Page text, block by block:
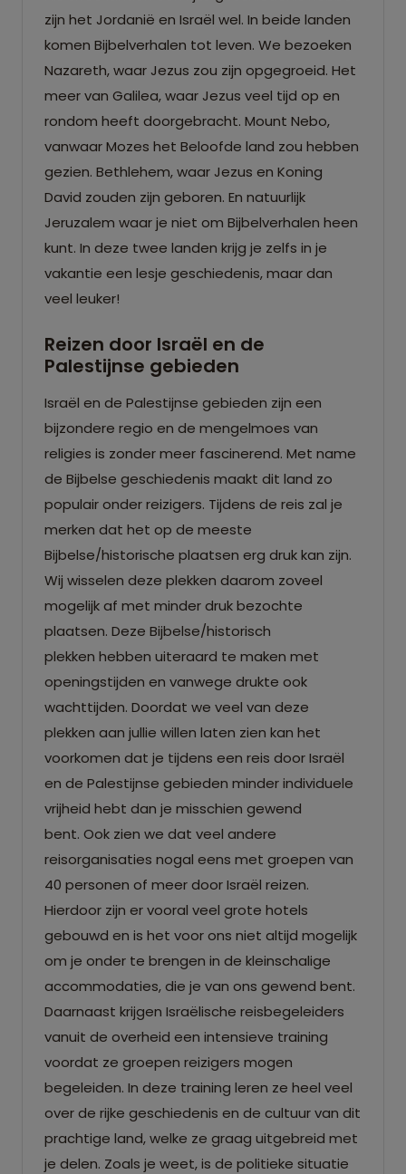
zijn het Jordanië en Israël wel. In beide landen
komen Bijbelverhalen tot leven. We bezoeken
Nazareth, waar Jezus zou zijn opgegroeid. Het
meer van Galilea, waar Jezus veel tijd op en
rondom heeft doorgebracht. Mount Nebo,
vanwaar Mozes het Beloofde land zou hebben
gezien. Bethlehem, waar Jezus en Koning
David zouden zijn geboren. En natuurlijk
Jeruzalem waar je niet om Bijbelverhalen heen
kunt. In deze twee landen krijg je zelfs in je
vakantie een lesje geschiedenis, maar dan
veel leuker!
Reizen door Israël en de
Palestijnse gebieden
Israël en de Palestijnse gebieden zijn een
bijzondere regio en de mengelmoes van
religies is zonder meer fascinerend. Met name
de Bijbelse geschiedenis maakt dit land zo
populair onder reizigers. Tijdens de reis zal je
merken dat het op de meeste
Bijbelse/historische plaatsen erg druk kan zijn.
Wij wisselen deze plekken daarom zoveel
mogelijk af met minder druk bezochte
plaatsen. Deze Bijbelse/historisch
plekken hebben uiteraard te maken met
openingstijden en vanwege drukte ook
wachttijden. Doordat we veel van deze
plekken aan jullie willen laten zien kan het
voorkomen dat je tijdens een reis door Israël
en de Palestijnse gebieden minder individuele
vrijheid hebt dan je misschien gewend
bent. Ook zien we dat veel andere
reisorganisaties nogal eens met groepen van
40 personen of meer door Israël reizen.
Hierdoor zijn er vooral veel grote hotels
gebouwd en is het voor ons niet altijd mogelijk
om je onder te brengen in de kleinschalige
accommodaties, die je van ons gewend bent.
Daarnaast krijgen Israëlische reisbegeleiders
vanuit de overheid een intensieve training
voordat ze groepen reizigers mogen
begeleiden. In deze training leren ze heel veel
over de rijke geschiedenis en de cultuur van dit
prachtige land, welke ze graag uitgebreid met
je delen. Zoals je weet, is de politieke situatie